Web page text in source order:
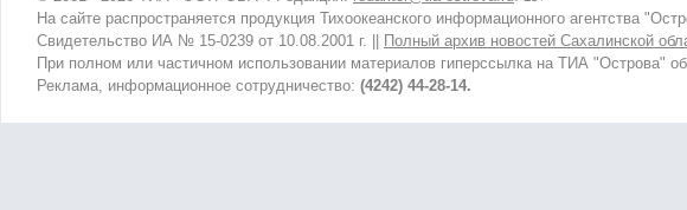
На сайте распространяется продукция Тихоокеанского информационного агентства
Свидетельство ИА № 15-0239 от 10.08.2001 г. ||
Полный архив новостей Сахалинской
При полном или частичном использовании материалов гиперссылка на ТИА "Острова"
Реклама, информационное сотрудничество: (4242) 44-28-14.